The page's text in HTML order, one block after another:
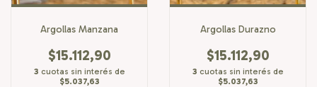
Argollas Manzana
$15.112,90
3 cuotas sin interés de
$5.037,63
Argollas Durazno
$15.112,90
3 cuotas sin interés de
$5.037,63